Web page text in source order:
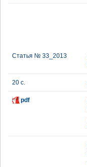
Статья № 33_2013
20 с.
pdf